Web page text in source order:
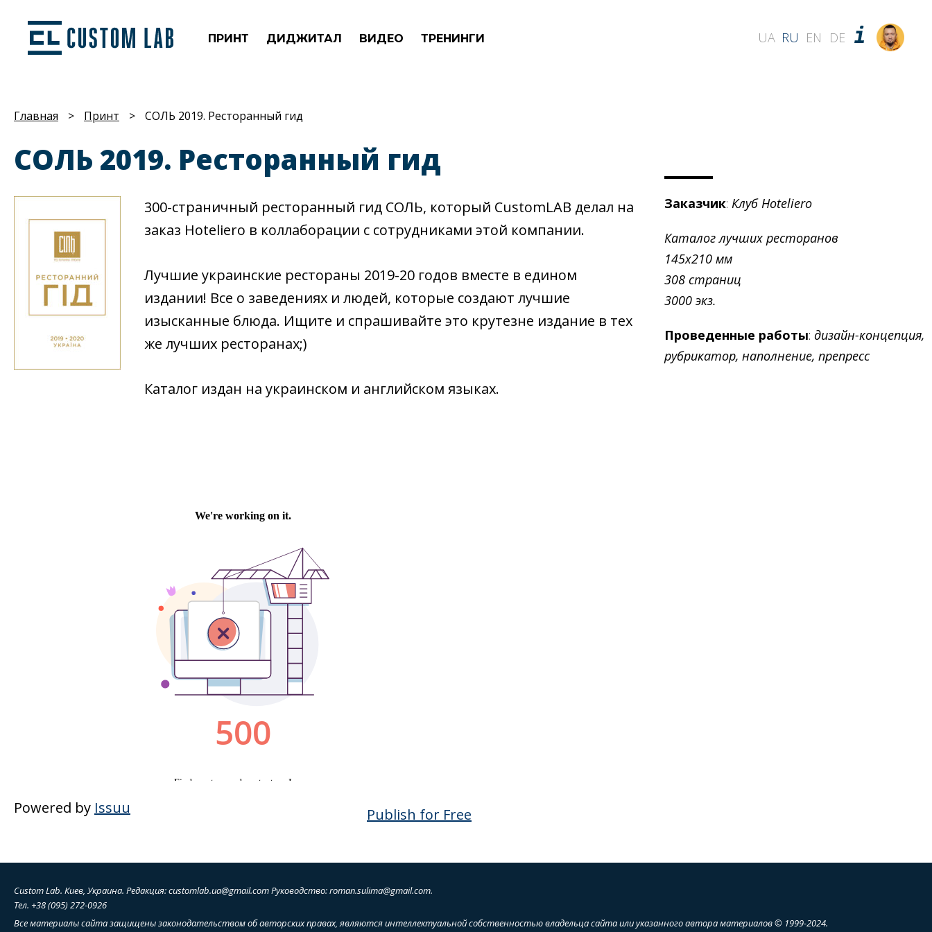
ПРИНТ ДИДЖИТАЛ ВИДЕО ТРЕНИНГИ UA RU EN DE
Главная > Принт > СОЛЬ 2019. Ресторанный гид
СОЛЬ 2019. Ресторанный гид
300-страничный ресторанный гид СОЛЬ, который CustomLAB делал на
заказ Hoteliero в коллаборации с сотрудниками этой компании.
Лучшие украинские рестораны 2019-20 годов вместе в едином
издании! Все о заведениях и людей, которые создают лучшие
изысканные блюда. Ищите и спрашивайте это крутезне издание в тех
же лучших ресторанах;)
Каталог издан на украинском и английском языках.
Powered by Issuu Publish for Free
Заказчик:Клуб Hoteliero
Каталог лучших ресторанов
145х210 мм
308 страниц
3000 экз.
Проведенные работы:дизайн-концепция,
рубрикатор, наполнение, препресс
Custom Lab. Киев, Украина. Редакция: customlab.ua@gmail.com Руководство: roman.sulima@gmail.com.
Тел. +38 (095) 272-0926
Все материалы сайта защищены законодательством об авторских правах, являются интеллектуальной собственностью владельца сайта или указанного автора материалов © 1999-2024.